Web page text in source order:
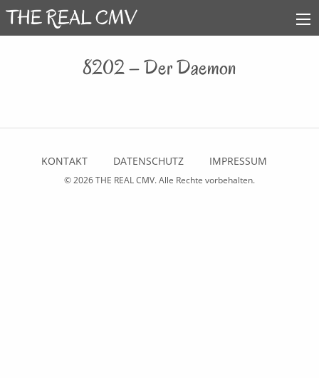
8202 – Der Daemon
KONTAKT DATENSCHUTZ IMPRESSUM
© 2026THE REAL CMV. Alle Rechte vorbehalten.